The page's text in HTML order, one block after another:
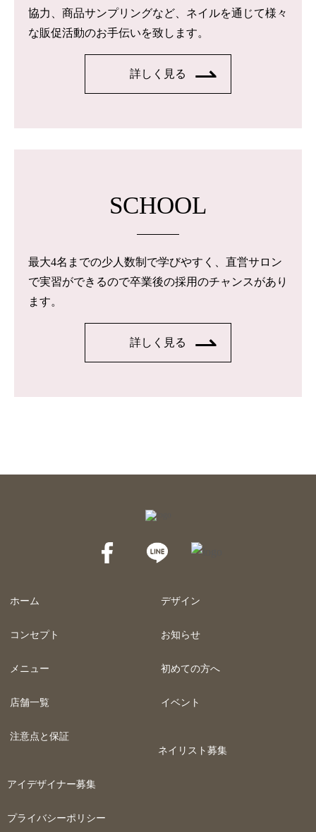
協力、商品サンプリングなど、ネイルを通じて様々
な販促活動のお手伝いを致します。
詳しく見る
SCHOOL
最大4名までの少人数制で学びやすく、直営サロン
で実習ができるので卒業後の採用のチャンスがあり
ます。
詳しく見る
ホーム
コンセプト
メニュー
店舗一覧
注意点と保証
デザイン
お知らせ
初めての方へ
イベント
ネイリスト募集
アイデザイナー募集
プライバシーポリシー